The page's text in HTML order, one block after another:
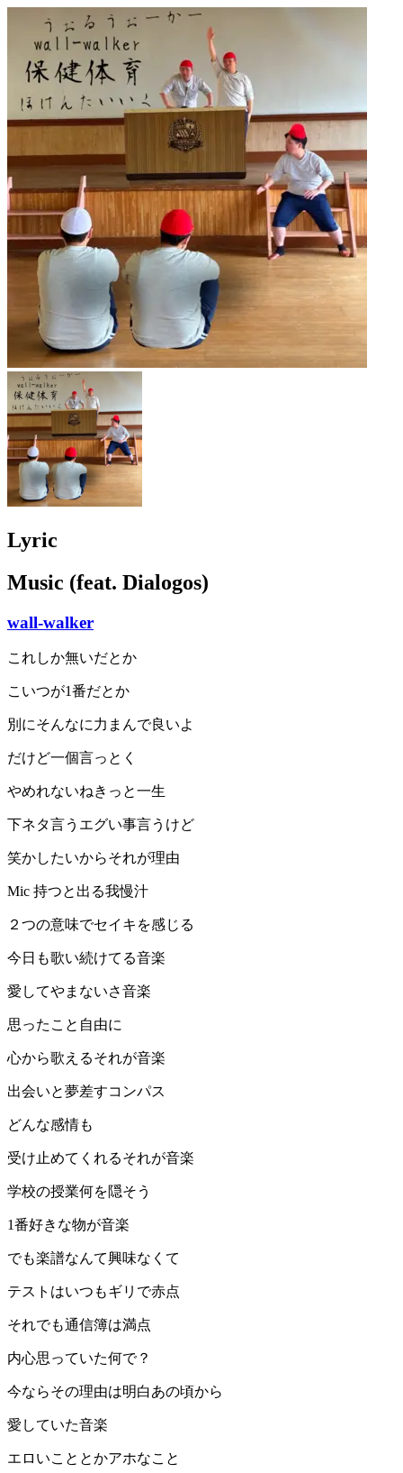
Lyric
Music (feat. Dialogos)
wall-walker
これしか無いだとか
こいつが1番だとか
別にそんなに力まんで良いよ
だけど一個言っとく
やめれないねきっと一生
下ネタ言うエグい事言うけど
笑かしたいからそれが理由
Mic 持つと出る我慢汁
２つの意味でセイキを感じる
今日も歌い続けてる音楽
愛してやまないさ音楽
思ったこと自由に
心から歌えるそれが音楽
出会いと夢差すコンパス
どんな感情も
受け止めてくれるそれが音楽
学校の授業何を隠そう
1番好きな物が音楽
でも楽譜なんて興味なくて
テストはいつもギリで赤点
それでも通信簿は満点
内心思っていた何で？
今ならその理由は明白あの頃から
愛していた音楽
エロいこととかアホなこと